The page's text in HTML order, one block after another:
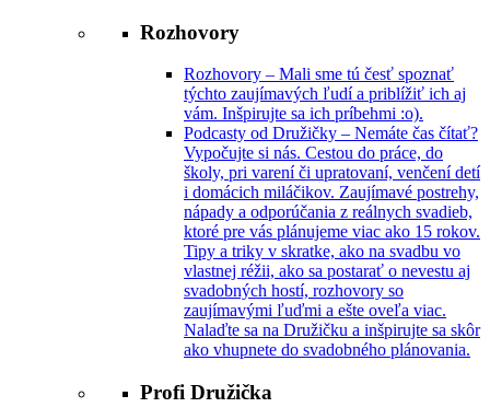
Rozhovory
Rozhovory – Mali sme tú česť spoznať
týchto zaujímavých ľudí a priblížiť ich aj
vám. Inšpirujte sa ich príbehmi :o).
Podcasty od Družičky – Nemáte čas čítať?
Vypočujte si nás. Cestou do práce, do
školy, pri varení či upratovaní, venčení detí
i domácich miláčikov. Zaujímavé postrehy,
nápady a odporúčania z reálnych svadieb,
ktoré pre vás plánujeme viac ako 15 rokov.
Tipy a triky v skratke, ako na svadbu vo
vlastnej réžii, ako sa postarať o nevestu aj
svadobných hostí, rozhovory so
zaujímavými ľuďmi a ešte oveľa viac.
Nalaďte sa na Družičku a inšpirujte sa skôr
ako vhupnete do svadobného plánovania.
Profi Družička